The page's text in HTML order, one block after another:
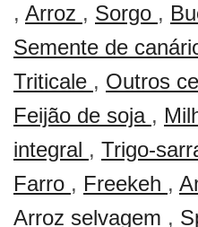
, Arroz , Sorgo ,
Semente de
Triticale , Outros
Feijão de soja ,
integral , Trigo-
Farro , Freekeh ,
Arroz selvagem ,